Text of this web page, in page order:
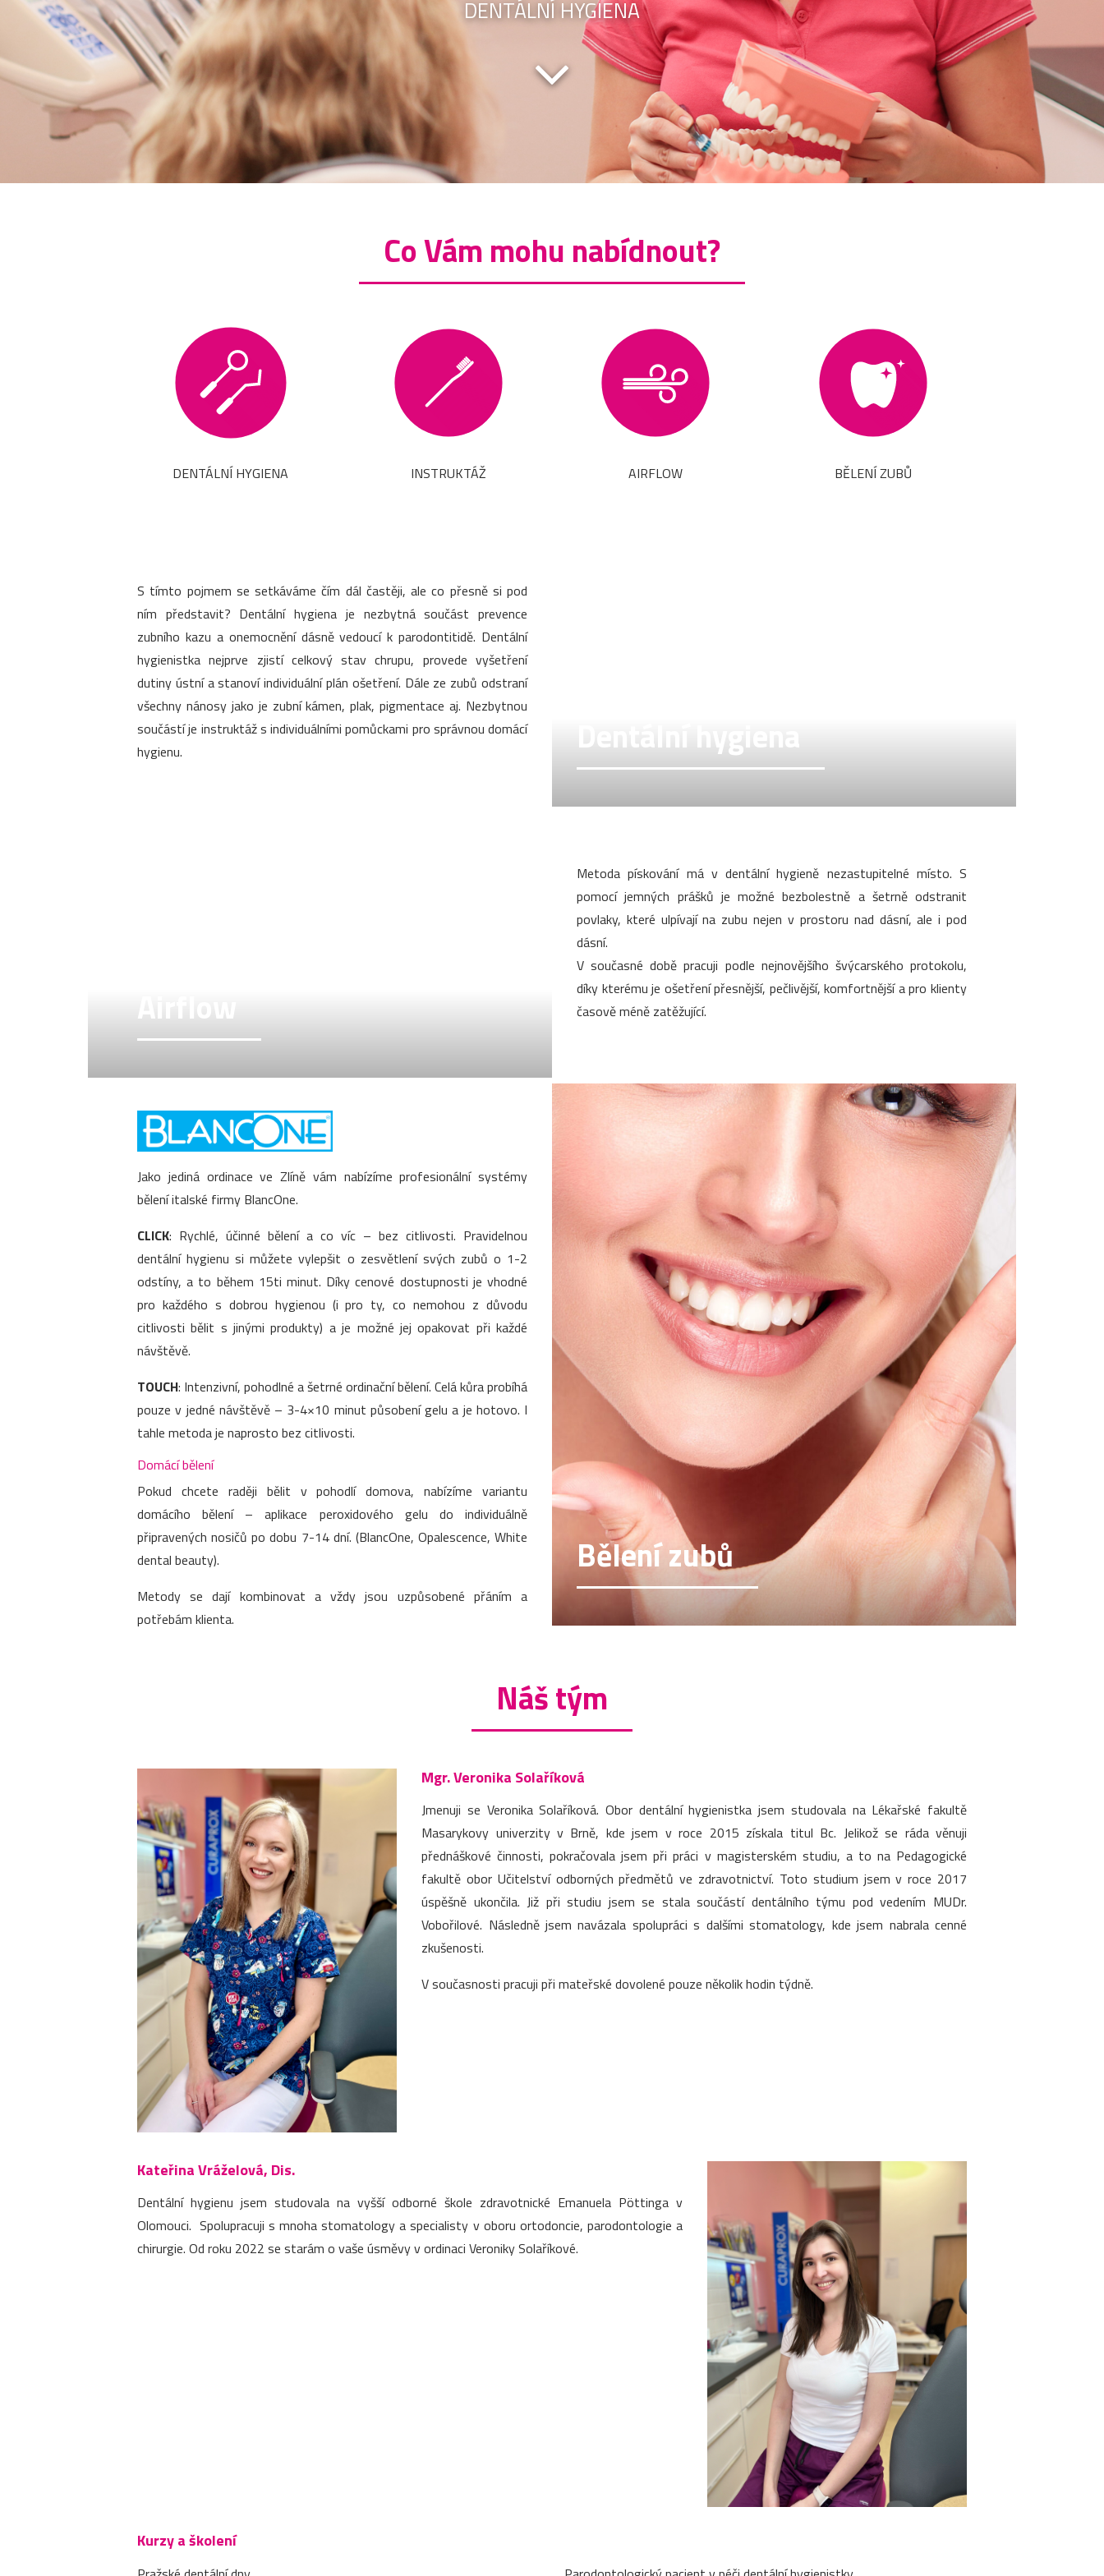
DENTÁLNÍ HYGIENA
Co Vám mohu nabídnout?
DENTÁLNÍ HYGIENA INSTRUKTÁŽ AIRFLOW BĚLENÍ ZUBŮ
S tímto pojmem se setkáváme čím dál častěji, ale co přesně si pod
ním představit? Dentální hygiena je nezbytná součást prevence
zubního kazu a onemocnění dásně vedoucí k parodontitidě. Dentální
hygienistka nejprve zjistí celkový stav chrupu, provede vyšetření
dutiny ústní a stanoví individuální plán ošetření. Dále ze zubů odstraní
všechny nánosy jako je zubní kámen, plak, pigmentace aj. Nezbytnou
součástí je instruktáž s individuálními pomůckami pro správnou domácí
hygienu.
Dentální hygiena
Airflow
Metoda pískování má v dentální hygieně nezastupitelné místo. S
pomocí jemných prášků je možné bezbolestně a šetrně odstranit
povlaky, které ulpívají na zubu nejen v prostoru nad dásní, ale i pod
dásní.
V současné době pracuji podle nejnovějšího švýcarského protokolu,
díky kterému je ošetření přesnější, pečlivější, komfortnější a pro klienty
časově méně zatěžující.
Jako jediná ordinace ve Zlíně vám nabízíme profesionální systémy
bělení italské firmy BlancOne.
CLICK: Rychlé, účinné bělení a co víc – bez citlivosti. Pravidelnou
dentální hygienu si můžete vylepšit o zesvětlení svých zubů o 1-2
odstíny, a to během 15ti minut. Díky cenové dostupnosti je vhodné
pro každého s dobrou hygienou (i pro ty, co nemohou z důvodu
citlivosti bělit s jinými produkty) a je možné jej opakovat při každé
návštěvě.
TOUCH: Intenzivní, pohodlné a šetrné ordinační bělení. Celá kůra probíhá
pouze v jedné návštěvě – 3-4×10 minut působení gelu a je hotovo. I
tahle metoda je naprosto bez citlivosti.
Domácí bělení
Pokud chcete raději bělit v pohodlí domova, nabízíme variantu
domácího bělení – aplikace peroxidového gelu do individuálně
připravených nosičů po dobu 7-14 dní. (BlancOne, Opalescence, White
dental beauty).
Metody se dají kombinovat a vždy jsou uzpůsobené přáním a
potřebám klienta.
Bělení zubů
Náš tým
Mgr. Veronika Solaříková
Jmenuji se Veronika Solaříková. Obor dentální hygienistka jsem studovala na Lékařské fakultě
Masarykovy univerzity v Brně, kde jsem v roce 2015 získala titul Bc. Jelikož se ráda věnuji
přednáškové činnosti, pokračovala jsem při práci v magisterském studiu, a to na Pedagogické
fakultě obor Učitelství odborných předmětů ve zdravotnictví. Toto studium jsem v roce 2017
úspěšně ukončila. Již při studiu jsem se stala součástí dentálního týmu pod vedením MUDr.
Vobořilové. Následně jsem navázala spolupráci s dalšími stomatology, kde jsem nabrala cenné
zkušenosti.
V současnosti pracuji při mateřské dovolené pouze několik hodin týdně.
Kateřina Vráželová, Dis.
Dentální hygienu jsem studovala na vyšší odborné škole zdravotnické Emanuela Pöttinga v
Olomouci. Spolupracuji s mnoha stomatology a specialisty v oboru ortodoncie, parodontologie a
chirurgie. Od roku 2022 se starám o vaše úsměvy v ordinaci Veroniky Solaříkové.
Kurzy a školení